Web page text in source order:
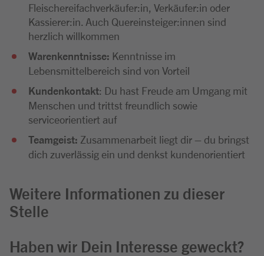
Fleischereifachverkäufer:in, Verkäufer:in oder
Kassierer:in. Auch Quereinsteiger:innen sind
herzlich willkommen
Warenkenntnisse: Kenntnisse im
Lebensmittelbereich sind von Vorteil
Kundenkontakt: Du hast Freude am Umgang mit
Menschen und trittst freundlich sowie
serviceorientiert auf
Teamgeist: Zusammenarbeit liegt dir – du bringst
dich zuverlässig ein und denkst kundenorientiert
Weitere Informationen zu dieser
Stelle
Haben wir Dein Interesse geweckt?